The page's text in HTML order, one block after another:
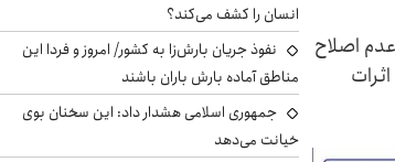
اصلاح
انسان را کشف می‌کند؟
نفوذ جریان بارش‌زا به کشور/ امروز و فردا این
مناطق آماده بارش باران باشند
جمهوری اسلامی هشدار داد: این سخنان بوی
خیانت می‌دهد